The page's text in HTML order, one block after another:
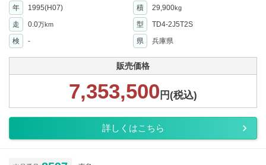
年
1995(H07) 積 29,900kg
走 0.0万km 型
TD4-2J5T2S
検
- 県 兵庫県
販売価格
7,353,500 円(税込)
詳しくはこちら